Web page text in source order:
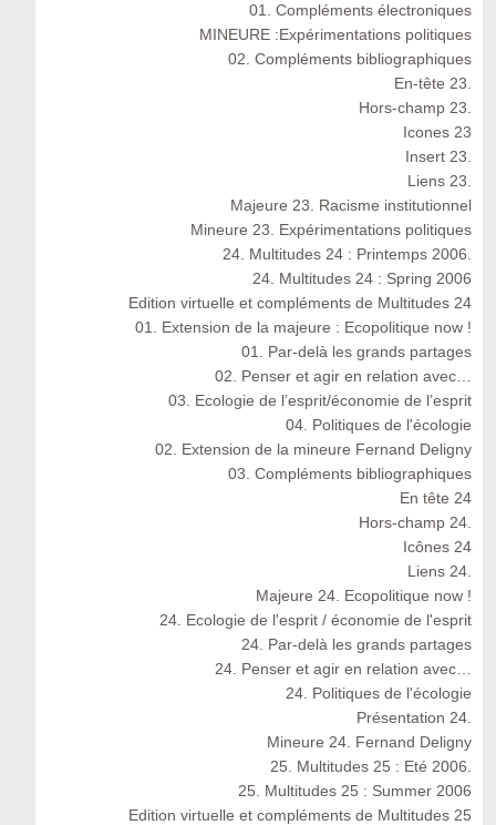
01. Compléments électroniques
MINEURE :Expérimentations politiques
02. Compléments bibliographiques
En-tête 23.
Hors-champ 23.
Icones 23
Insert 23.
Liens 23.
Majeure 23. Racisme institutionnel
Mineure 23. Expérimentations politiques
24. Multitudes 24 : Printemps 2006.
24. Multitudes 24 : Spring 2006
Edition virtuelle et compléments de Multitudes 24
01. Extension de la majeure : Ecopolitique now !
01. Par-delà les grands partages
02. Penser et agir en relation avec…
03. Ecologie de l’esprit/économie de l’esprit
04. Politiques de l'écologie
02. Extension de la mineure Fernand Deligny
03. Compléments bibliographiques
En tête 24
Hors-champ 24.
Icônes 24
Liens 24.
Majeure 24. Ecopolitique now !
24. Ecologie de l'esprit / économie de l'esprit
24. Par-delà les grands partages
24. Penser et agir en relation avec…
24. Politiques de l'écologie
Présentation 24.
Mineure 24. Fernand Deligny
25. Multitudes 25 : Eté 2006.
25. Multitudes 25 : Summer 2006
Edition virtuelle et compléments de Multitudes 25